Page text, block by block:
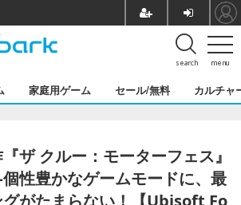
menu
search
家庭用ゲーム セール/無料 カルチャ
ザ クルー：モーターフェス』
性豊かなゲームモードに、最
がたまらない！【Ubisoft Fo